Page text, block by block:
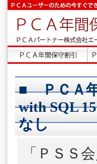
■ ＰＣＡ年
with SQL
なし
「ＰＳＳ